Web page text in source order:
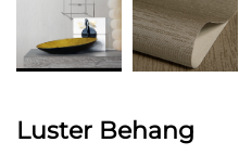
Luster Behang